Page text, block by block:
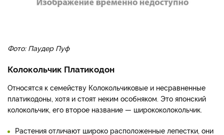
Фото: Паудер Пуф
Колокольчик Платикодон
Относятся к семейству Колокольчиковые и несравненные
платикодоны, хотя и стоят неким особняком. Это японский
колокольчик, его второе название — ширококолокольчик.
Растения отличают широко расположенные лепестки, они